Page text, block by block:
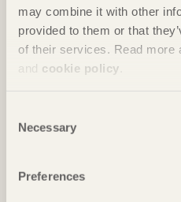
may combine it with other
provided to them or that
of their services. Read more
and cookie policy
Selection
Necessary
Preferences
naturnära färgpalett
ombyggnaden av
Där har naturmaterialen